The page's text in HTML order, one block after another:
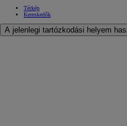
Térkép
Kereskedők
A jelenlegi tartózkodási helyem